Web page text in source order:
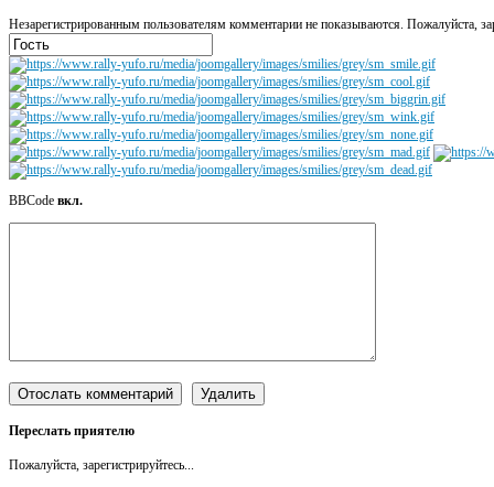
Незарегистрированным пользователям комментарии не показываются. Пожалуйста,
BBCode вкл.
Переслать приятелю
Пожалуйста, зарегистрируйтесь...